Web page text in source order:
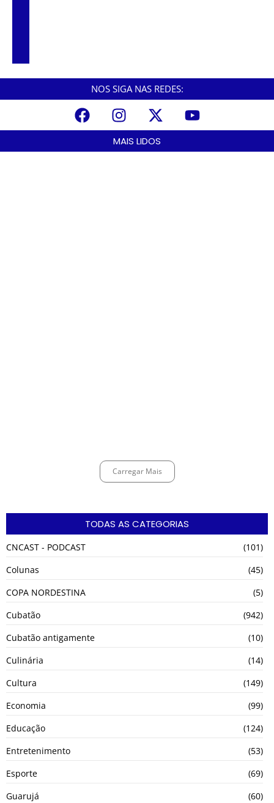
NOS SIGA NAS REDES:
MAIS LIDOS
Carregar Mais
TODAS AS CATEGORIAS
CNCAST - PODCAST
(101)
Colunas
(45)
COPA NORDESTINA
(5)
Cubatão
(942)
Cubatão antigamente
(10)
Culinária
(14)
Cultura
(149)
Economia
(99)
Educação
(124)
Entretenimento
(53)
Esporte
(69)
Guarujá
(60)